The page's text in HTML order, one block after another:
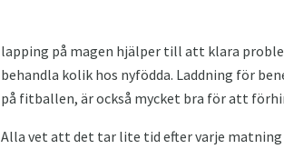
lapping på magen hjälper till att klara
behandla kolik hos nyfödda. Laddning för
på fitballen, är också mycket bra för att
Alla vet att det tar lite tid efter varje